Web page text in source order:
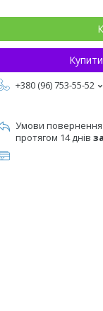
+380 (96) 753-55-52
протягом 14 днів